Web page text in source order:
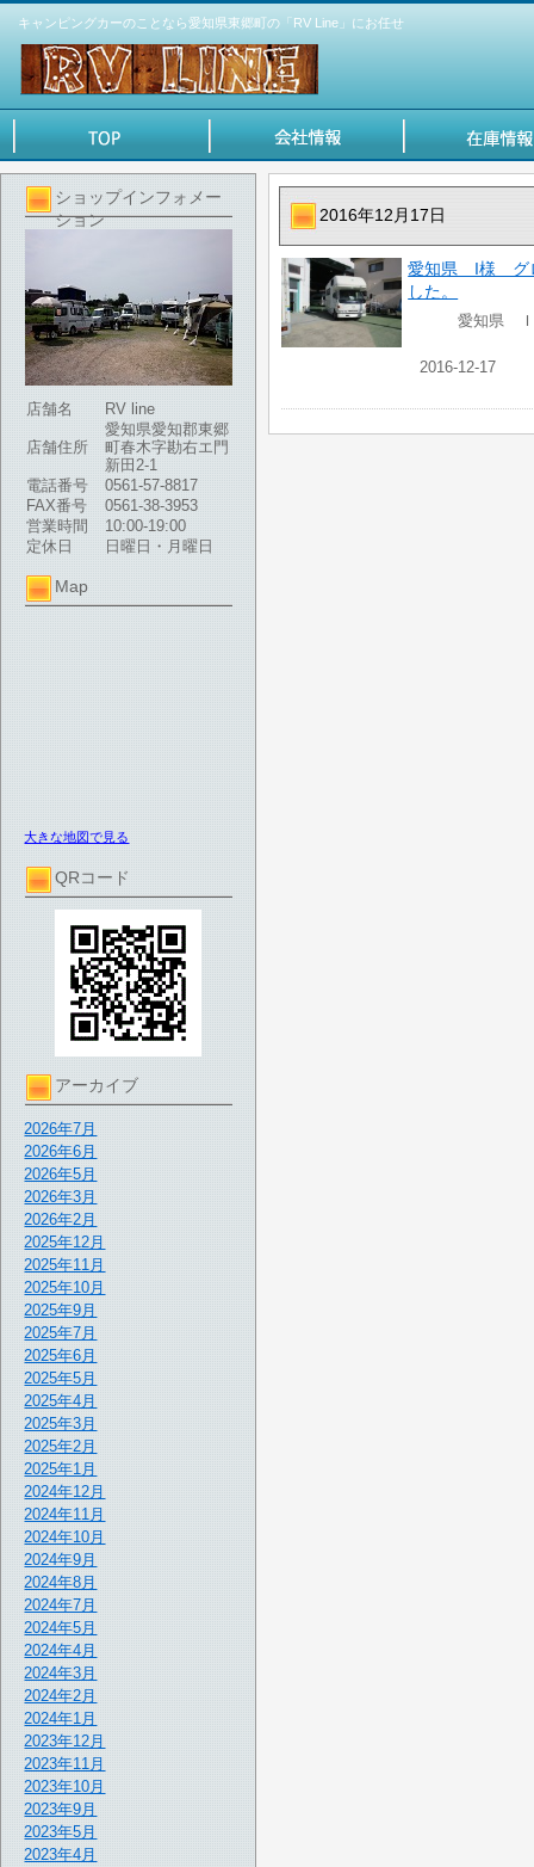
キャンピングカーのことなら愛知県東郷町の「RV Line」にお任せ
ショップインフォメー
ション
店舗名 RV line
店舗住所
愛知県愛知郡東郷
町春木字勘右エ門
新田2-1
電話番号
0561-57-8817
FAX番号
0561-38-3953
営業時間
10:00-19:00
定休日
日曜日・月曜日
Map
大きな地図で見る
QRコード
アーカイブ
2026年7月
2026年6月
2026年5月
2026年3月
2026年2月
2025年12月
2025年11月
2025年10月
2025年9月
2025年7月
2025年6月
2025年5月
2025年4月
2025年3月
2025年2月
2025年1月
2024年12月
2024年11月
2024年10月
2024年9月
2024年8月
2024年7月
2024年5月
2024年4月
2024年3月
2024年2月
2024年1月
2023年12月
2023年11月
2023年10月
2023年9月
2023年5月
2023年4月
2016年12月17日
愛知県 I様 グ
した。
愛知県 Ｉ
2016-12-17